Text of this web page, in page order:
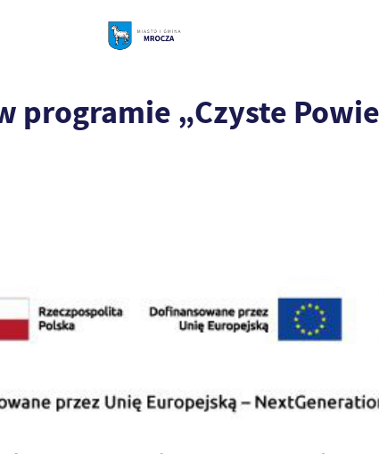
programie „Czyste